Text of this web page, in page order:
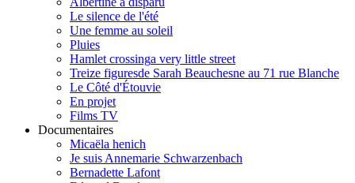
Le silence de l'été
Une femme au soleil
Pluies
Hamlet crossinga very little street
Treize figuresde Sarah Beauchesne au 71 rue Blanche
Le Côté d'Étouvie
En projet
Films TV
Documentaires
Micaëla henich
Je suis Annemarie Schwarzenbach
Bernadette Lafont